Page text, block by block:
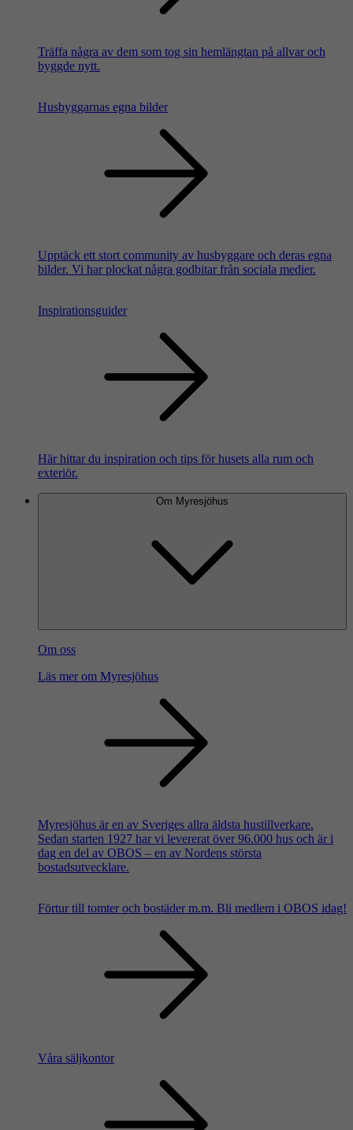
Träffa några av dem som tog sin hemlängtan på allvar och
byggde nytt.
Husbyggarnas egna bilder
Upptäck ett stort community av husbyggare och deras egna
bilder. Vi har plockat några godbitar från sociala medier.
Inspirationsguider
Här hittar du inspiration och tips för husets alla rum och
exteriör.
Om Myresjöhus
Om oss
Läs mer om Myresjöhus
Myresjöhus är en av Sveriges allra äldsta hustillverkare.
Sedan starten 1927 har vi levererat över 96.000 hus och är i
dag en del av OBOS – en av Nordens största
bostadsutvecklare.
Förtur till tomter och bostäder m.m. Bli medlem i OBOS idag!
Våra säljkontor